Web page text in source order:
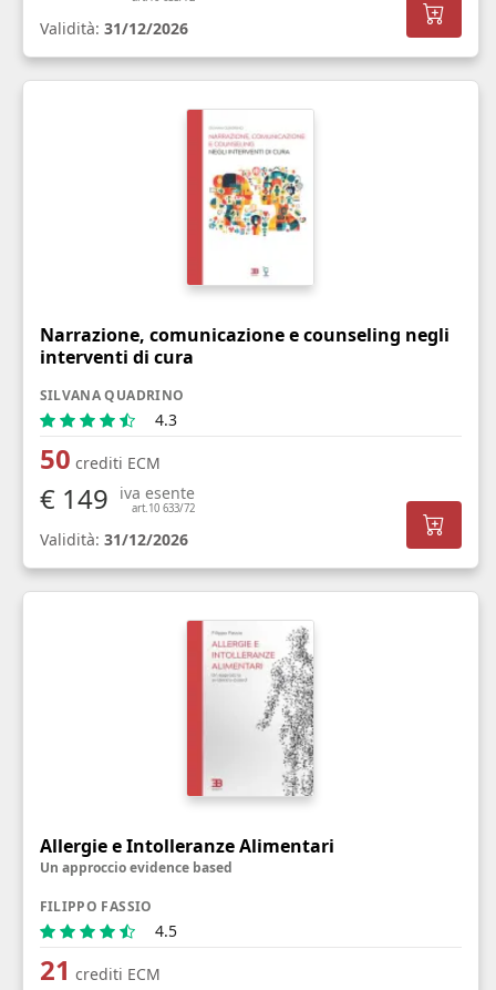
Validità: 31/12/2026
Narrazione, comunicazione e counseling negli
interventi di cura
SILVANA QUADRINO
4.3
50 crediti ECM
€ 149 iva esente
art.10 633/72
Validità: 31/12/2026
Allergie e Intolleranze Alimentari
Un approccio evidence based
FILIPPO FASSIO
4.5
21 crediti ECM